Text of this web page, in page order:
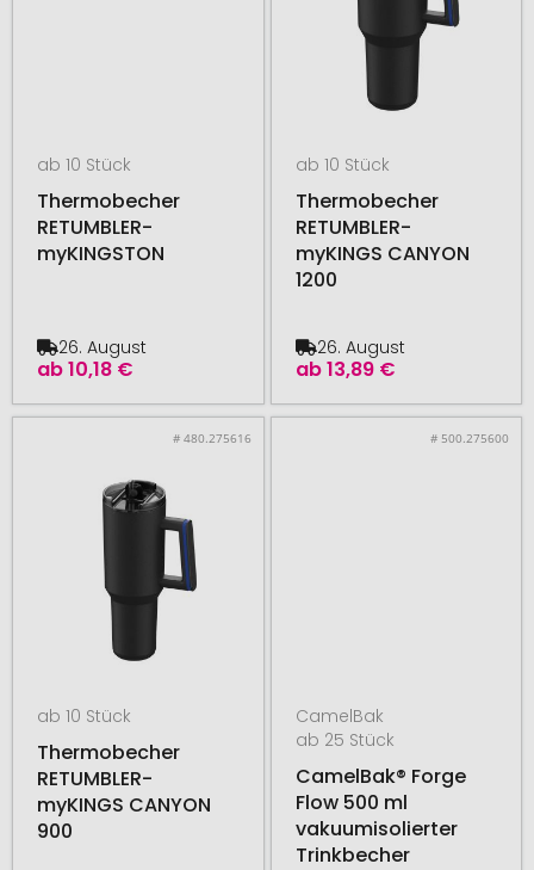
ab 10 Stück
Thermobecher
RETUMBLER-
myKINGSTON
ab10,18 €
26. August
ab 10 Stück
Thermobecher
RETUMBLER-
myKINGS CANYON
1200
ab13,89 €
26. August
# 480.275616
ab 10 Stück
Thermobecher
RETUMBLER-
myKINGS CANYON
900
# 500.275600
CamelBak
ab 25 Stück
CamelBak® Forge
Flow 500 ml
vakuumisolierter
Trinkbecher